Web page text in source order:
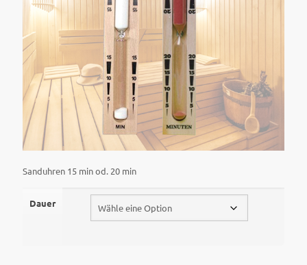
Sanduhren 15 min od. 20 min
Dauer